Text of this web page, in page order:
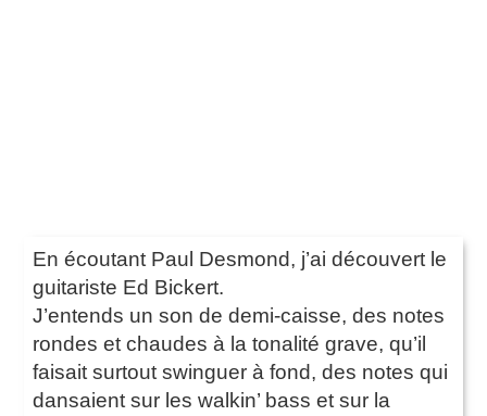
En écoutant Paul Desmond, j’ai découvert le
guitariste Ed Bickert.
J’entends un son de demi-caisse, des notes
rondes et chaudes à la tonalité grave, qu’il
faisait surtout swinguer à fond, des notes qui
dansaient sur les walkin’ bass et sur la